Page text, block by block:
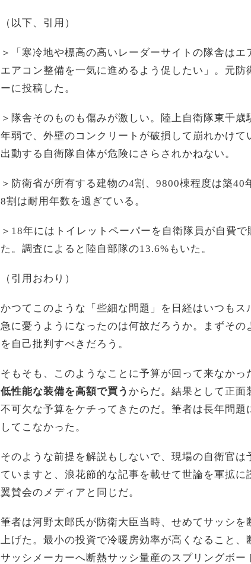
（以下、引用）
＞「寒冷地や標高の高いレーダーサイトの隊舎はエ
エアコン整備を一気に進めるよう促したい」。元防
ーに投稿した。
＞隊舎そのものも傷みが激しい。陸上自衛隊東千
年弱で、外壁のコンクリートが破損して崩れかけ
出動する自衛隊自体が危険にさらされかねない。
＞防衛省が所有する建物の4割、9800棟程度は築
8割は耐用年数を過ぎている。
＞18年にはトイレットペーパーを自衛隊員が自費
た。調査によると陸自部隊の13.6%もいた。
（引用おわり）
かつてこのような「些細な問題」を日経はいつも
急に憂うようになったのは何故だろうか。まずその
を自己批判すべきだろう。
そもそも、このようなことに予算が回って来なかっ
低性能な装備を高額で買う からだ。結果として正面
不可欠な予算をケチってきたのだ。筆者は長年問題
してこなかった。
そのような前提を解説もしないで、現場の自衛官
ていますと、浪花節的な記事を載せて世論を軍拡
翼賛会のメディアと同じだ。
筆者は河野太郎氏が防衛大臣当時、せめてサッシを
上げた。最小の投資で冷暖房効率が高くなること
サッシメーカーへ断熱サッシ量産のスプリングボー